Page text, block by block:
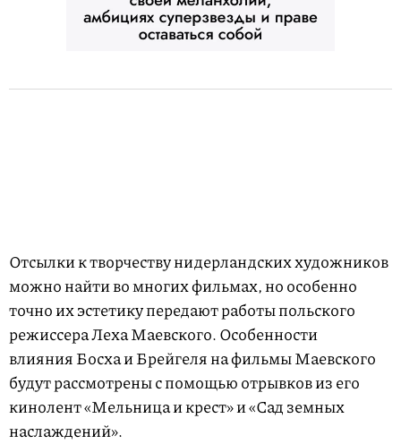
Отсылки к творчеству нидерландских художников
можно найти во многих фильмах, но особенно
точно их эстетику передают работы польского
режиссера Леха Маевского. Особенности
влияния Босха и Брейгеля на фильмы Маевского
будут рассмотрены с помощью отрывков из его
кинолент «Мельница и крест» и «Сад земных
наслаждений».